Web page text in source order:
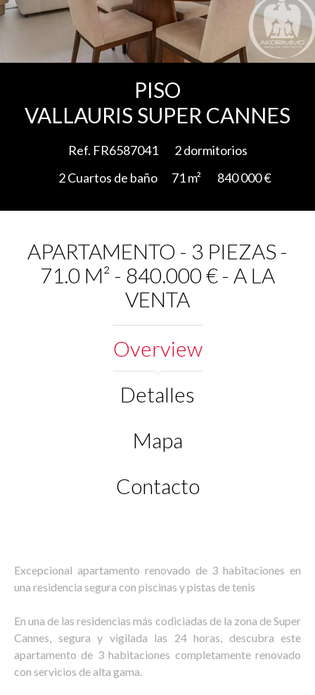
PISO
VALLAURIS SUPER CANNES
Ref. FR6587041
2 dormitorios
2 Cuartos de baño
71 m² 840 000 €
APARTAMENTO - 3 PIEZAS -
71.0 M² - 840.000 € - A LA
VENTA
Overview
Detalles
Mapa
Contacto
Excepcional apartamento renovado de 3 habitaciones en
una residencia segura con piscinas y pistas de tenis
En una de las residencias más codiciadas de la zona de Super
Cannes, segura y vigilada las 24 horas, descubra este
apartamento de 3 habitaciones completamente renovado
con servicios de alta gama.